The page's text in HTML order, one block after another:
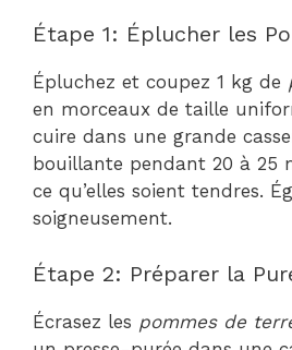
Étape 1: Éplucher les
Épluchez et coupez 1 kg de
en morceaux de taille
cuire dans une grande
bouillante pendant 20 à 25
ce qu’elles soient tendres.
soigneusement.
Étape 2: Préparer la
Écrasez les pommes de